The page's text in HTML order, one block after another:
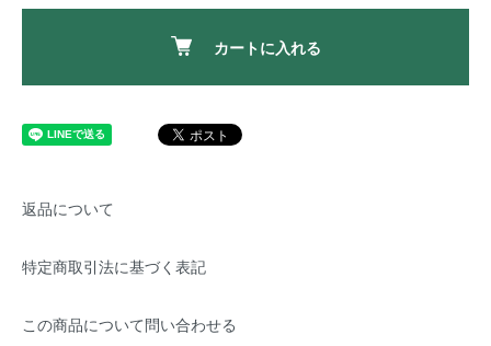
カートに入れる
返品について
特定商取引法に基づく表記
この商品について問い合わせる